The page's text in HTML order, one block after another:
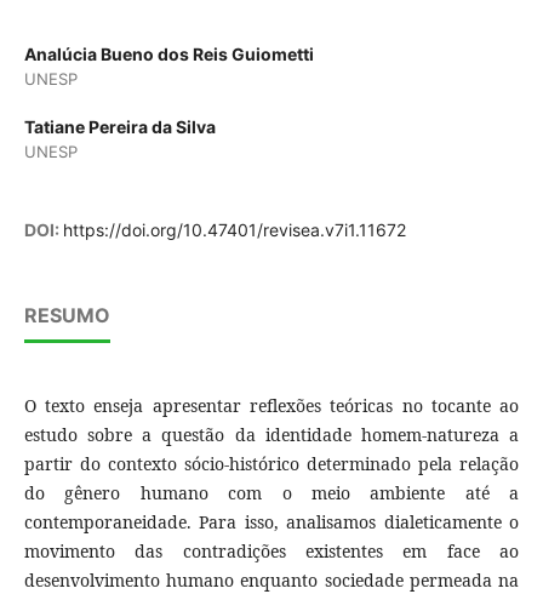
Analúcia Bueno dos Reis Guiometti
UNESP
Tatiane Pereira da Silva
UNESP
DOI: https://doi.org/10.47401/revisea.v7i1.11672
RESUMO
O texto enseja apresentar reflexões teóricas no tocante ao
estudo sobre a questão da identidade homem-natureza a
partir do contexto sócio-histórico determinado pela relação
do gênero humano com o meio ambiente até a
contemporaneidade. Para isso, analisamos dialeticamente o
movimento das contradições existentes em face ao
desenvolvimento humano enquanto sociedade permeada na